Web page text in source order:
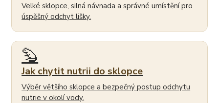
Velké sklopce, silná návnada a správné umístění pro
úspěšný odchyt lišky.
🦫
Jak chytit nutrii do sklopce
Výběr většího sklopce a bezpečný postup odchytu
nutrie v okolí vody.